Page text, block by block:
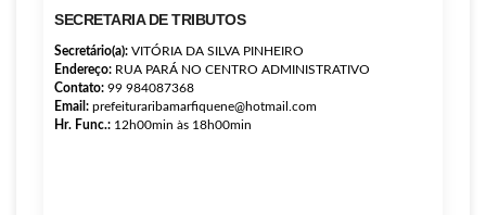
SECRETARIA DE TRIBUTOS
Secretário(a): VITÓRIA DA SILVA PINHEIRO
Endereço: RUA PARÁ NO CENTRO ADMINISTRATIVO
Contato: 99 984087368
Email: prefeituraribamarfiquene@hotmail.com
Hr. Func.: 12h00min às 18h00min